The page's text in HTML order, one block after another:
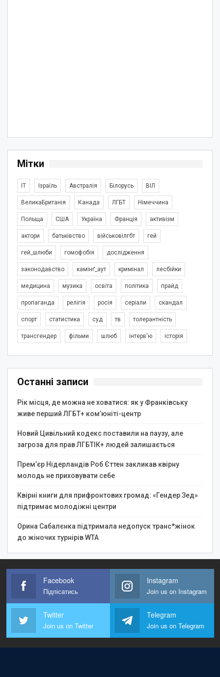
Мітки
IT Ізраїль Австралія Білорусь ВІЛ
ВеликаБританія Канада ЛГБТ Німеччина
Польща США Україна Франція активізм
актори батьківство військовілгбт гей
гей_шлюби гомофобія дослідження
законодавство камінґ_аут кримінал лесбійки
медицина музика освіта політика прайд
пропаганда релігія росія серіали скандал
спорт статистика суд тв толерантність
трансгендер фільми шлюб інтерв'ю історія
Останні записи
Рік місця, де можна не ховатися: як у Франківську
живе перший ЛГБТ+ ком’юніті-центр
Новий Цивільний кодекс поставили на паузу, але
загроза для прав ЛГБТІК+ людей залишається
Прем’єр Нідерландів Роб Єттен закликав квірну
молодь не приховувати себе
Квірні книги для прифронтових громад: «Гендер Зед»
підтримає молодіжні центри
Орина Сабалєнка підтримала недопуск транс*жінок
до жіночих турнірів WTA
Facebook
Підпісатись
Instagram
Join us on Instagram
Twitter
Join us on Twitter
Telegram
Join us on Telegram